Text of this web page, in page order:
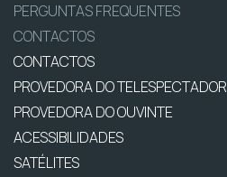
PERGUNTAS FREQUENTES
CONTACTOS
CONTACTOS
PROVEDORA DO TELESPECTADOR
PROVEDORA DO OUVINTE
ACESSIBILIDADES
SATÉLITES